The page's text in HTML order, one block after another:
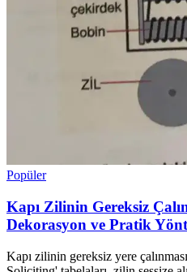
Popüler
Kapı Zilinin Gereksiz
Dekorasyon ve Pratik
Kapı zilinin gereksiz yere